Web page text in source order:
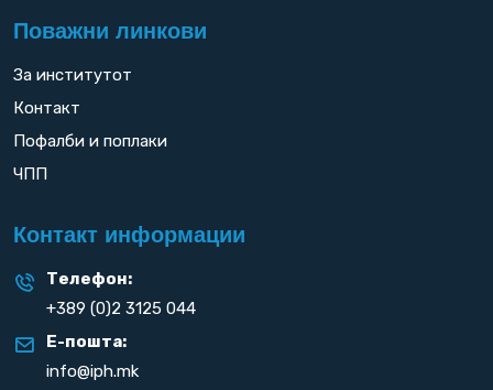
Поважни линкови
За институтот
Контакт
Пофалби и поплаки
ЧПП
Контакт информации
Телефон:
+389 (0)2 3125 044
Е-пошта:
info@iph.mk